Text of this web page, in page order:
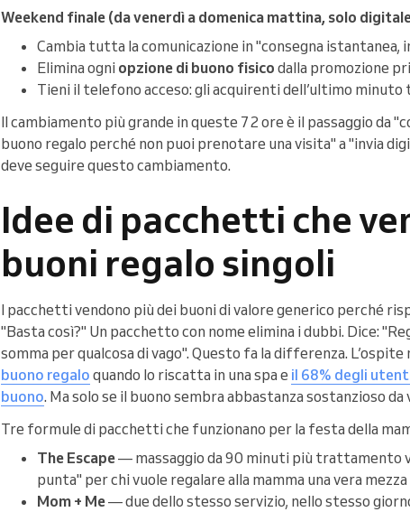
Weekend finale (da venerdì a domenica mattina, solo
Cambia tutta la comunicazione in "consegna istantanea,
Elimina ogni opzione di buono fisico dalla promozione
Tieni il telefono acceso: gli acquirenti dell’ultimo
Il cambiamento più grande in queste 72 ore è il passaggio da
buono regalo perché non puoi prenotare una visita" a "invia
deve seguire questo cambiamento.
Idee di pacchetti che
buoni regalo singoli
I pacchetti vendono più dei buoni di valore generico perché
"Basta così?" Un pacchetto con nome elimina i dubbi. Dice:
somma per qualcosa di vago". Questo fa la differenza. L’ospite
buono regalo quando lo riscatta in una spa e il 68% degli
buono. Ma solo se il buono sembra abbastanza sostanzioso da
Tre formule di pacchetti che funzionano per la festa della
The Escape— massaggio da 90 minuti più trattamento
punta" per chi vuole regalare alla mamma una vera
Mom + Me— due dello stesso servizio, nello stesso